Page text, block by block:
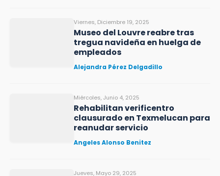
Viernes, Diciembre 19, 2025
Museo del Louvre reabre tras
tregua navideña en huelga de
empleados
Alejandra Pérez Delgadillo
Miércoles, Junio 4, 2025
Rehabilitan verificentro
clausurado en Texmelucan para
reanudar servicio
Angeles Alonso Benitez
Jueves, Mayo 29, 2025